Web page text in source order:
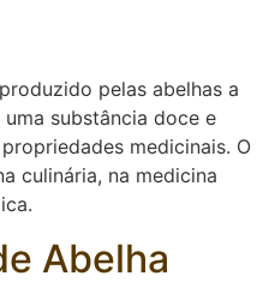
pelas abelhas a
substância doce e
medicinais. O
culinária, na medicina
Abelha